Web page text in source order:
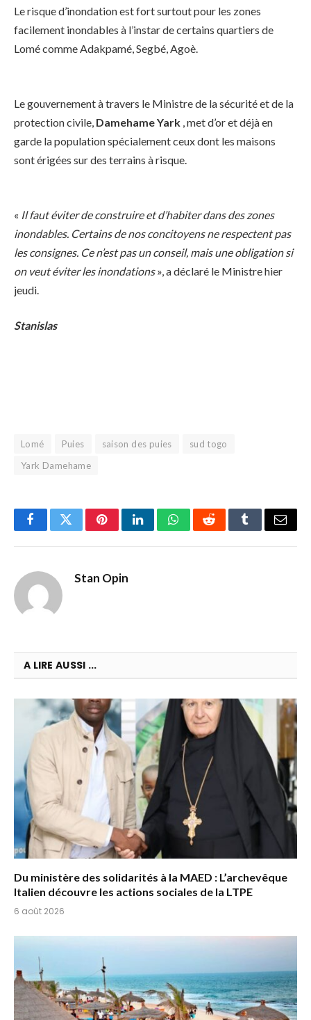
Le risque d’inondation est fort surtout pour les zones
facilement inondables à l’instar de certains quartiers de
Lomé comme Adakpamé, Segbé, Agoè.
Le gouvernement à travers le Ministre de la sécurité et de la
protection civile, Damehame Yark , met d’or et déjà en
garde la population spécialement ceux dont les maisons
sont érigées sur des terrains à risque.
« Il faut éviter de construire et d’habiter dans des zones
inondables. Certains de nos concitoyens ne respectent pas
les consignes. Ce n’est pas un conseil, mais une obligation si
on veut éviter les inondations», a déclaré le Ministre hier
jeudi.
Stanislas
Lomé Puies saison des puies
sud togo
Yark Damehame
FacebookTwitterPinterestLinkedInWhatsAppRedditTumblrEmail
Stan Opin
A LIRE AUSSI ...
Du ministère des solidarités à la MAED : L’archevêque
Italien découvre les actions sociales de la LTPE
6 août 2026